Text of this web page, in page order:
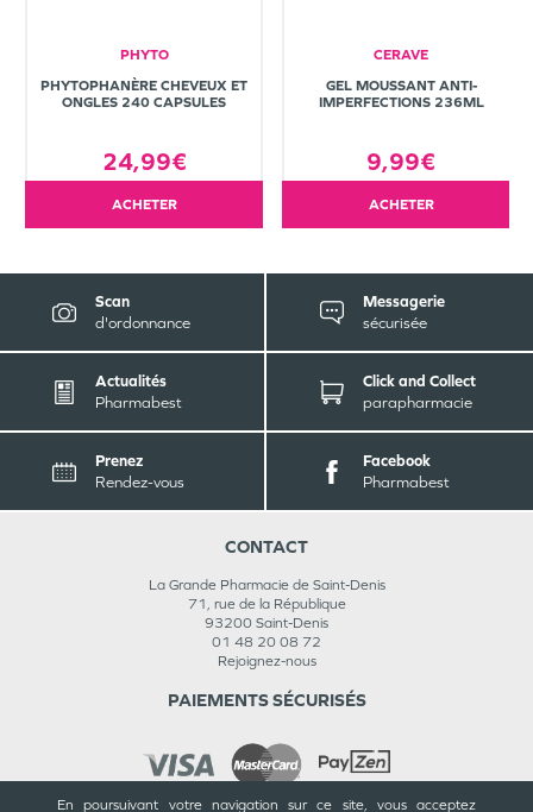
En poursuivant votre navigation sur ce site, vous acceptez
PHYTO
PHYTOPHANÈRE CHEVEUX ET
ONGLES 240 CAPSULES
24,99€
ACHETER
CERAVE
GEL MOUSSANT ANTI-
IMPERFECTIONS 236ML
9,99€
ACHETER
Scan
d'ordonnance
Messagerie
sécurisée
Actualités
Pharmabest
Click and Collect
parapharmacie
Prenez
Rendez-vous
Facebook
Pharmabest
CONTACT
La Grande Pharmacie de Saint-Denis
71, rue de la République
93200 Saint-Denis
01 48 20 08 72
Rejoignez-nous
PAIEMENTS SÉCURISÉS